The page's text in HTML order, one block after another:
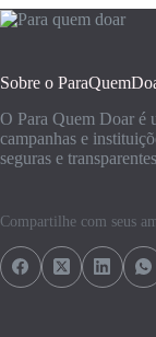
Sobre o
O Para Quem Doar é
campanhas e
seguras e
Compartilhe com seus